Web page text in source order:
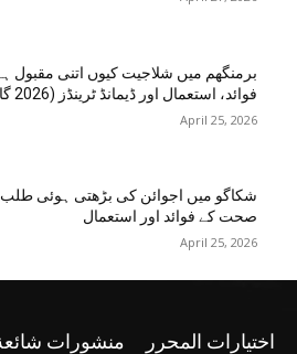
برمنگھم میں شلاجیت کیوں اتنی مقبول
فوائد، استعمال اور ڈیمانڈ ٹرینڈز (2026 گائیڈ)
April 25, 2026
شکاگو میں اجوائن کی بڑھتی ہوئی
صحت کے فوائد اور استعمال
April 25, 2026
اختيارات المحرر منشورات